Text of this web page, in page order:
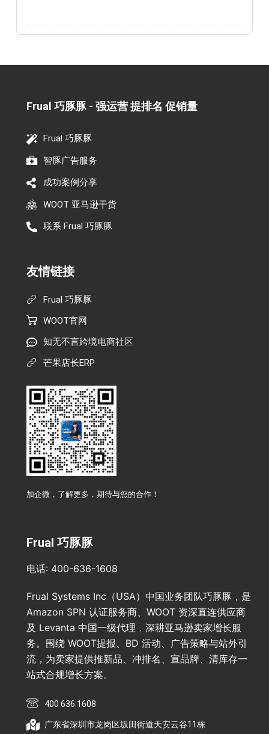
Frual 巧豚豚 - 强运营 提排名 促销量​
Frual 巧豚豚
智豚广告服务
成功案例分享
WOOT 亚马逊干货
联系 Frual 巧豚豚
友情链接
Frual 巧豚豚
WOOT官网
知无不言跨境电商社区
芒果店长ERP
加企微，了解更多，期待与您的合作！
Frual 巧豚豚
电话: 400-636-1608
Frual Systems Inc（USA）中国业务团队巧豚豚，是
Amazon SPN 认证服务商、WOOT 资深直连供应商
及 Levanta 中国一级代理，深耕亚马逊卖家增长服
务。围绕 WOOT提报、BD 活动、广告策略与站外引
流，为卖家提供推新品、冲排名、宣品牌、清库存一
站式合规增长方案。
400 636 1608
广东省深圳市龙岗区坂田街道天安云谷11栋